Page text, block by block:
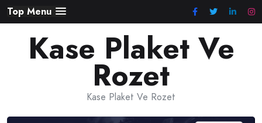
Skip
to
content
Top Menu
Kase Plaket Ve
Rozet
Kase Plaket Ve Rozet